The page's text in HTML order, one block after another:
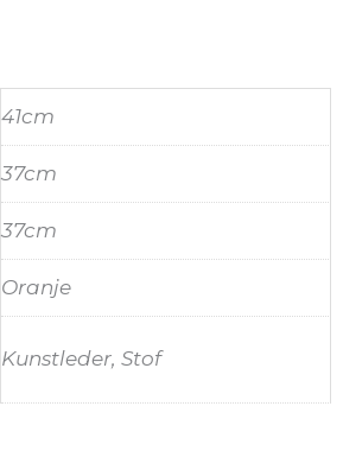
41cm
37cm
37cm
Oranje
Kunstleder, Stof